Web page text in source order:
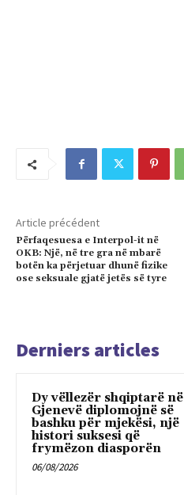
Article précédent
Përfaqesuesa e Interpol-it në
OKB: Një, në tre gra në mbarë
botën ka përjetuar dhunë fizike
ose seksuale gjatë jetës së tyre
Derniers articles
Dy vëllezër shqiptarë në
Gjenevë diplomojnë së
bashku për mjekësi, një
histori suksesi që
frymëzon diasporën
06/08/2026